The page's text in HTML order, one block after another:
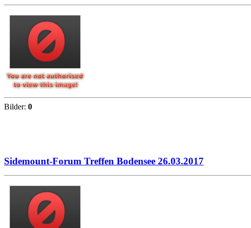
Bilder: 0
Sidemount-Forum Treffen Bodensee 26.03.2017